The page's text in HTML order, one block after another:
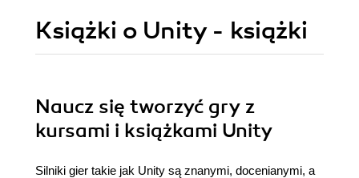
Książki o Unity - książki
Naucz się tworzyć gry z
kursami i książkami Unity
Silniki gier takie jak Unity są znanymi, docenianymi, a